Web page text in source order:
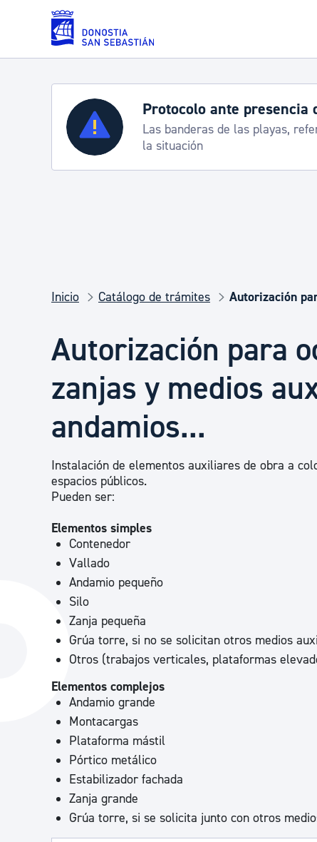
Saltar al contenido principal
Servicios
Padrón y asuntos personales
Salud Pública, animales y consumo
Infancia y juventud
Participación ciudadana y asociacionismo
Deporte
La ciudad
La ciudad ahora
Descubre la ciudad
La ciudad futura
Semana Grande 2026:
8-15 agosto
Inicio Catálogo de trámites Autorización
Autorización para
zanjas y medios
andamios...
Instalación de elementos auxiliares de obra a
espacios públicos.
Pueden ser:
Elementos simples
Contenedor
Vallado
Andamio pequeño
Silo
Zanja pequeña
Grúa torre, si no se solicitan otros medios
Otros (trabajos verticales, plataformas
Elementos complejos
Andamio grande
Montacargas
Plataforma mástil
Pórtico metálico
Estabilizador fachada
Zanja grande
Grúa torre, si se solicita junto con otros